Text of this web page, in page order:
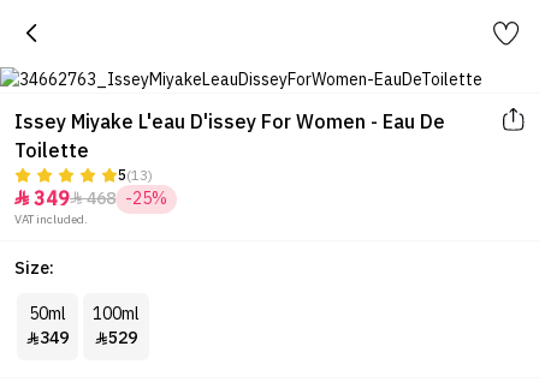
Issey Miyake L'eau D'issey For Women - Eau De
Toilette
5(13)
 349468 -25%
VAT included.
Size:
50ml
349
100ml
529